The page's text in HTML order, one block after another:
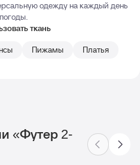
одежду на каждый день
ткань
Пижамы
Платья
«Футер 2-